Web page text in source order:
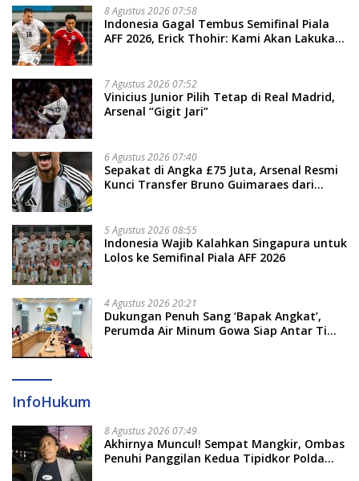
8 Agustus 2026 07:58
Indonesia Gagal Tembus Semifinal Piala
AFF 2026, Erick Thohir: Kami Akan Lakukan
7 Agustus 2026 07:52
Vinicius Junior Pilih Tetap di Real Madrid,
Arsenal “Gigit Jari”
6 Agustus 2026 07:40
Sepakat di Angka £75 Juta, Arsenal Resmi
Kunci Transfer Bruno Guimaraes dari
5 Agustus 2026 08:55
Indonesia Wajib Kalahkan Singapura untuk
Lolos ke Semifinal Piala AFF 2026
4 Agustus 2026 20:21
Dukungan Penuh Sang ‘Bapak Angkat’,
Perumda Air Minum Gowa Siap Antar Tim
InfoHukum
8 Agustus 2026 07:49
Akhirnya Muncul! Sempat Mangkir, Ombas
Penuhi Panggilan Kedua Tipidkor Polda